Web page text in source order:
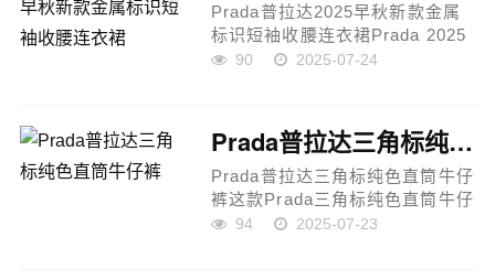
Prada普拉达2025早秋新款金属
标识短袖收腰连衣裙Prada 2025
早秋系列重磅推出这款圆领短袖
感，呈现出高级哑光视觉效
果。...
90 2025-07-24
Prada普拉达三角标纯色直筒牛仔裤
Prada普拉达三角标纯色直筒牛仔
裤这款Prada三角标纯色直筒牛仔
裤采用优质10×10麻棉竹节210克
94 2025-07-23